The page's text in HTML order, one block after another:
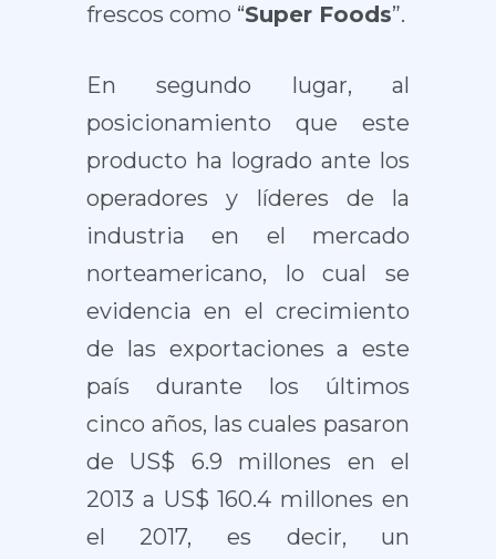
frescos como “Super Foods”.
En segundo lugar, al
posicionamiento que este
producto ha logrado ante los
operadores y líderes de la
industria en el mercado
norteamericano, lo cual se
evidencia en el crecimiento
de las exportaciones a este
país durante los últimos
cinco años, las cuales pasaron
de US$ 6.9 millones en el
2013 a US$ 160.4 millones en
el 2017, es decir, un